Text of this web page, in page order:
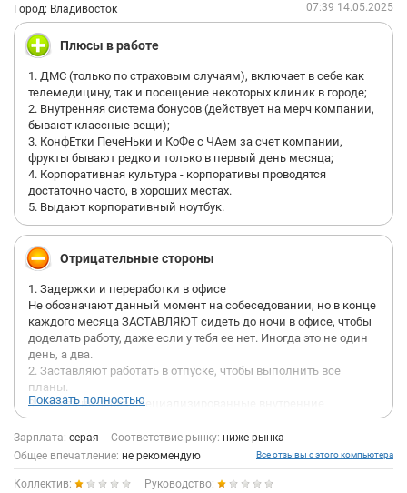
Город: Владивосток 07:39 14.05.2025
Плюсы в работе
1. ДМС (только по страховым случаям), включает в себе как
телемедицину, так и посещение некоторых клиник в городе;
2. Внутренняя система бонусов (действует на мерч компании,
бывают классные вещи);
3. КонфЕтки ПечеНьки и КоФе с ЧАем за счет компании,
фрукты бывают редко и только в первый день месяца;
4. Корпоративная культура - корпоративы проводятся
достаточно часто, в хороших местах.
5. Выдают корпоративный ноутбук.
Отрицательные стороны
1. Задержки и переработки в офисе
Не обозначают данный момент на собеседовании, но в конце
каждого месяца ЗАСТАВЛЯЮТ сидеть до ночи в офисе, чтобы
доделать работу, даже если у тебя ее нет. Иногда это не один
день, а два.
2. Заставляют работать в отпуске, чтобы выполнить все
планы.
3. Работа не через специализированные внутренние
мессенджеры, а через СКАЙП
4. Непонятный функционал административного персонала,
которого либо нет на месте, либо вообще нет сотрудника на
должности. Задачи распределены криво, определенный
функционал каждого сотрудника не отмечен.
Показать полностью
Зарплата: серая Соответствие рынку: ниже рынка
Общее впечатление: не рекомендую Все отзывы с этого компьютера
Коллектив:
Руководство: